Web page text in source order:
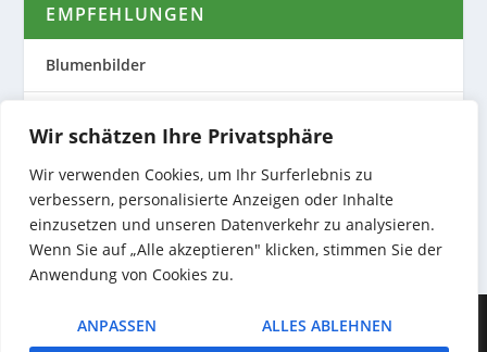
Wir schätzen Ihre Privatsphäre
Wir verwenden Cookies, um Ihr Surferlebnis zu
verbessern, personalisierte Anzeigen oder Inhalte
einzusetzen und unseren Datenverkehr zu analysieren.
Wenn Sie auf „Alle akzeptieren" klicken, stimmen Sie der
Anwendung von Cookies zu.
ANPASSEN ALLES ABLEHNEN
EMPFEHLUNGEN
Blumenbilder
Nature to Print
Preiswerte Produktfotos
Entworfen vonElegant Themes | Unterstützt vonWordPress